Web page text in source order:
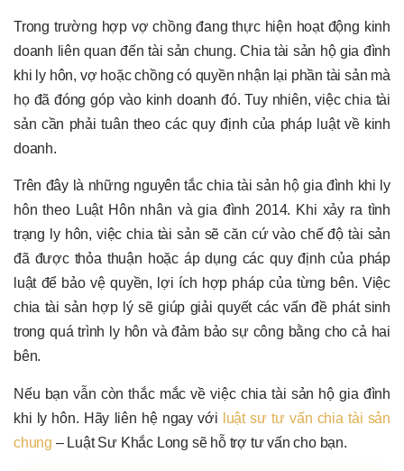
Trong trường hợp vợ chồng đang thực hiện hoạt động kinh
doanh liên quan đến tài sản chung. Chia tài sản hộ gia đình
khi ly hôn, vợ hoặc chồng có quyền nhận lại phần tài sản mà
họ đã đóng góp vào kinh doanh đó. Tuy nhiên, việc chia tài
sản cần phải tuân theo các quy định của pháp luật về kinh
doanh.
Trên đây là những nguyên tắc chia tài sản hộ gia đình khi ly
hôn theo Luật Hôn nhân và gia đình 2014. Khi xảy ra tình
trạng ly hôn, việc chia tài sản sẽ căn cứ vào chế độ tài sản
đã được thỏa thuận hoặc áp dụng các quy định của pháp
luật để bảo vệ quyền, lợi ích hợp pháp của từng bên. Việc
chia tài sản hợp lý sẽ giúp giải quyết các vấn đề phát sinh
trong quá trình ly hôn và đảm bảo sự công bằng cho cả hai
bên.
Nếu bạn vẫn còn thắc mắc về việc chia tài sản hộ gia đình
khi ly hôn. Hãy liên hệ ngay với
luật sư tư vấn chia tài sản
chung – Luật Sư Khắc Long sẽ hỗ trợ tư vấn cho bạn.